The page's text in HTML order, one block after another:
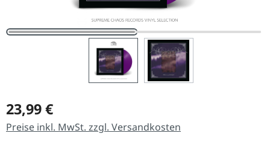
Regulärer Preis:
23,99 €
Preise inkl. MwSt. zzgl. Versandkosten